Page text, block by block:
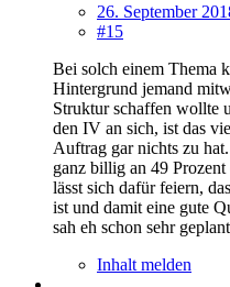
26. September
#15
Bei solch einem Thema
Hintergrund jemand
Struktur schaffen wollte
den IV an sich, ist das
Auftrag gar nichts zu
ganz billig an 49
lässt sich dafür feiern,
ist und damit eine gute
sah eh schon sehr
Inhalt melden